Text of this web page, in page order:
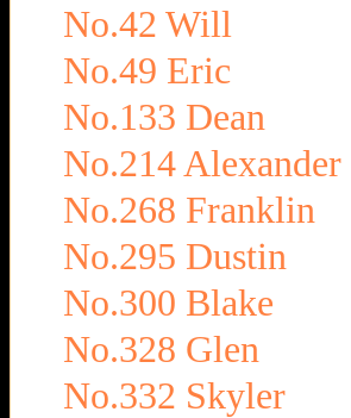
No.42 Will
No.49 Eric
No.133 Dean
No.214
No.268 Franklin
No.295 Dustin
No.300 Blake
No.328 Glen
No.332 Skyler